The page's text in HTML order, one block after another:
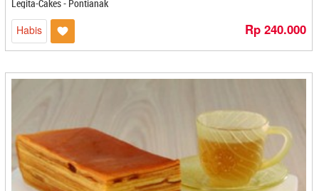
Nera Coffee - Medan
Ngedani - Cirebon
Nipaloka Eggroll - Cilegon
Nu Ibun - Bandung
Nunung Nurjanah - Cilegon
Nyah Ayu - Magelang
Nyah Tewel - Surabaya
Legita-Cakes - Pontianak
Habis Rp 240.000